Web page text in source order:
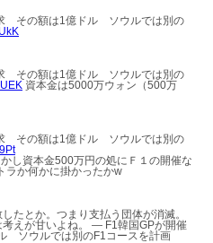
その額は1億ドル ソウルでは別の
その額は1億ドル ソウルでは別の
資本金は5000万ウォン（500万
その額は1億ドル ソウルでは別の
し資本金500万円の処にＦ１の開催な
ラか何かに掛かったかw
たとか。つまり支払う団体が消滅。
考えが甘いよね。 — F1韓国GPが開催
ソウルでは別のF1コースを計画